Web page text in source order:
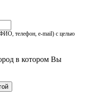
телефон, e-mail) с целью
в котором Вы